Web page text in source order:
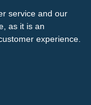
service and our
as it is an
experience.